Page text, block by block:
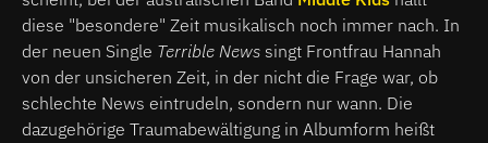
diese "besondere" Zeit musikalisch noch immer nach. In
der neuen Single Terrible News singt Frontfrau Hannah
von der unsicheren Zeit, in der nicht die Frage war, ob
schlechte News eintrudeln, sondern nur wann. Die
dazugehörige Traumabewältigung in Albumform heißt